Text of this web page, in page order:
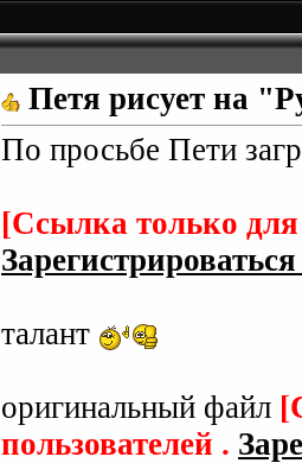
Петя рисует на
По просьбе Пети
[Ссылка только для
талант
оригинальный файл
пользователей .